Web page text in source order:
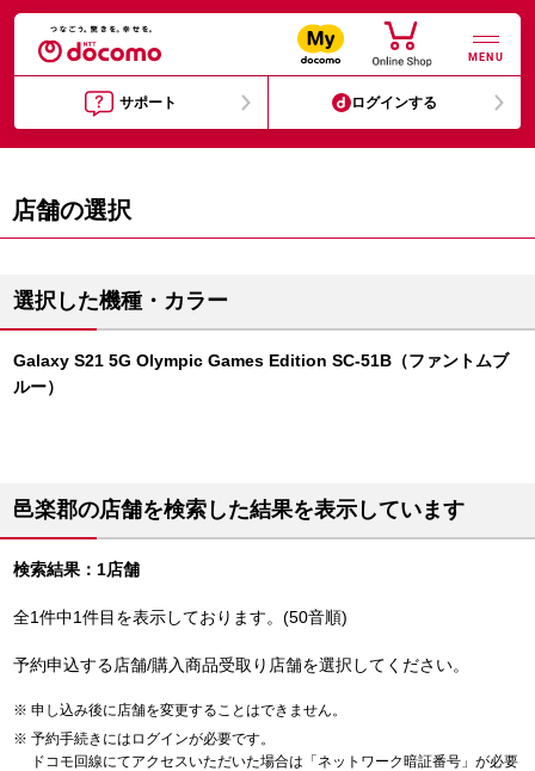
MENU
サポート ログインする
店舗の選択
選択した機種・カラー
Galaxy S21 5G Olympic Games Edition SC-51B（ファントムブ
ルー）
邑楽郡の店舗を検索した結果を表示しています
検索結果：1店舗
全1件中1件目を表示しております。(50音順)
予約申込する店舗/購入商品受取り店舗を選択してください。
申し込み後に店舗を変更することはできません。
予約手続きにはログインが必要です。
ドコモ回線にてアクセスいただいた場合は「ネットワーク暗証番号」が必要